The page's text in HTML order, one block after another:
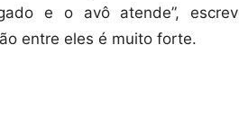
e o avô atende”,
entre eles é muito forte.